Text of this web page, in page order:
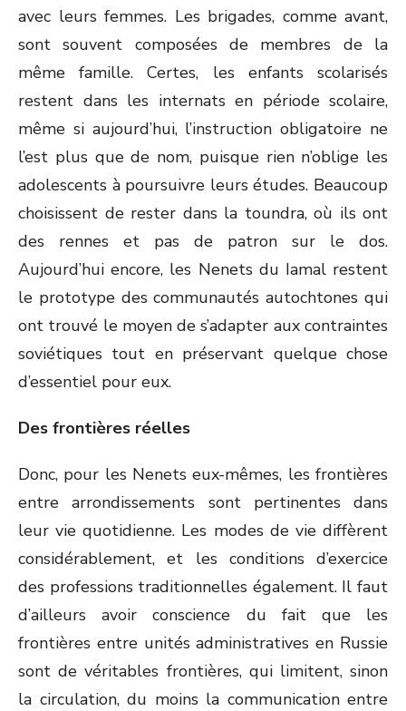
avec leurs femmes. Les brigades, comme avant,
sont souvent composées de membres de la
même famille. Certes, les enfants scolarisés
restent dans les internats en période scolaire,
même si aujourd’hui, l’instruction obligatoire ne
l’est plus que de nom, puisque rien n’oblige les
adolescents à poursuivre leurs études. Beaucoup
choisissent de rester dans la toundra, où ils ont
des rennes et pas de patron sur le dos.
Aujourd’hui encore, les Nenets du Iamal restent
le prototype des communautés autochtones qui
ont trouvé le moyen de s’adapter aux contraintes
soviétiques tout en préservant quelque chose
d’essentiel pour eux.
Des frontières réelles
Donc, pour les Nenets eux-mêmes, les frontières
entre arrondissements sont pertinentes dans
leur vie quotidienne. Les modes de vie diffèrent
considérablement, et les conditions d’exercice
des professions traditionnelles également. Il faut
d’ailleurs avoir conscience du fait que les
frontières entre unités administratives en Russie
sont de véritables frontières, qui limitent, sinon
la circulation, du moins la communication entre